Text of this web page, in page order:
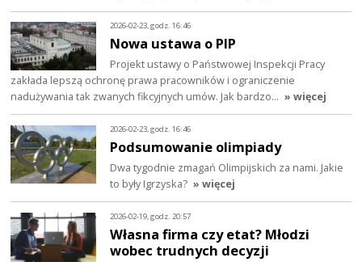
2026-02-23, godz. 16:46
Nowa ustawa o PIP
Projekt ustawy o Państwowej Inspekcji Pracy
zakłada lepszą ochronę prawa pracowników i ograniczenie
nadużywania tak zwanych fikcyjnych umów. Jak bardzo… » więcej
2026-02-23, godz. 16:46
Podsumowanie olimpiady
Dwa tygodnie zmagań Olimpijskich za nami. Jakie
to były Igrzyska? » więcej
2026-02-19, godz. 20:57
Własna firma czy etat? Młodzi
wobec trudnych decyzji